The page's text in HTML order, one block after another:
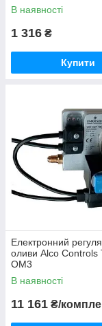
В наявності
1 316 ₴
Купити
Електронний
оливи Alco Controls
OM3
В наявності
11 161 ₴/